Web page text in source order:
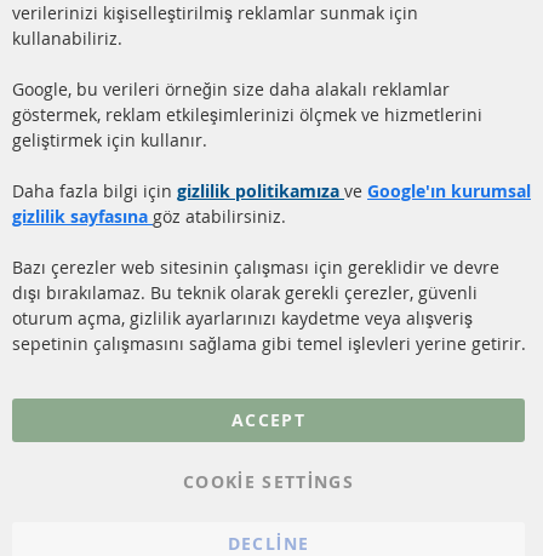
HIZLI LİNKLER
(DPF)
DİZEL PARTİKÜL FİLTRESİ
KATALİZÖR (KAT)
SSS
MÜŞTERİ
Hakkımızda
Gönderim ücreti
Daha fazla link
Veri koruma
Genel Çalışma Koşulları
verilerinizi kişiselleştirilmiş reklamlar sunmak için
kullanabiliriz.
Google, bu verileri örneğin size daha alakalı reklamlar
göstermek, reklam etkileşimlerinizi ölçmek ve hizmetlerini
geliştirmek için kullanır.
Daha fazla bilgi için gizlilik politikamıza ve Google'ın kurumsal
gizlilik sayfasına göz atabilirsiniz.
Bazı çerezler web sitesinin çalışması için gereklidir ve devre
dışı bırakılamaz. Bu teknik olarak gerekli çerezler, güvenli
oturum açma, gizlilik ayarlarınızı kaydetme veya alışveriş
sepetinin çalışmasını sağlama gibi temel işlevleri yerine getirir.
ACCEPT
COOKIE SETTINGS
DECLINE